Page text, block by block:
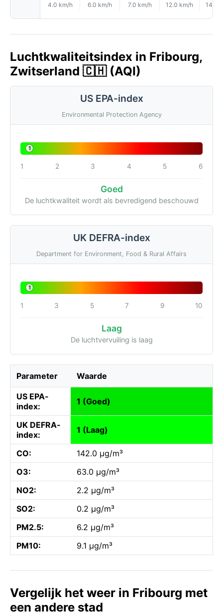
4.0 km/h 6.0 km/h 7.0 km/h 12.0 km/h 14.0
Luchtkwaliteitsindex in Fribourg,
Zwitserland 🇨🇭 (AQI)
US EPA-index
Environmental Protection Agency
1
1 2 3 4 5 6
Goed
De luchtkwaliteit wordt als bevredigend beschouwd
UK DEFRA-index
Department for Environment, Food & Rural Affairs
1
1 3 5 7 9 10
Laag
De luchtvervuiling is laag
Parameter Waarde
US EPA-
index:
1 (Goed)
UK DEFRA-
index:
1 (Laag)
CO:
142.0 µg/m³
O3:
63.0 µg/m³
NO2:
2.2 µg/m³
SO2:
0.2 µg/m³
PM2.5:
6.2 µg/m³
PM10:
9.1 µg/m³
Vergelijk het weer in Fribourg met
een andere stad